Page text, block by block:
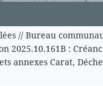
// Bureau
2025.10.161B :
annexes Carat,